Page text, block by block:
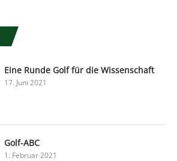
Eine Runde Golf für die Wissenschaft
17. Juni 2021
Golf-ABC
1. Februar 2021